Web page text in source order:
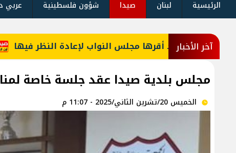
الرئيسية لبنان صيدا شؤون فلسطينية عربي
آخر الأخبار معلومات للـLBCI: مجلس الوزراء يقر 6 رواتب إضافية لموظفي القطاع العام وصرف الفروقات بأثر رجعي منذ آذار النواب لإعادة النظر فيها
مجلس بلدية صيدا عقد جلسة خاصة
الخميس 20/تشرين الثاني/2025 - 11:07 م